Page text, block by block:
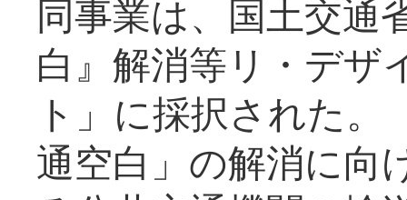
同事業は、国土交通
白』解消等リ・デザ
ト」に採択された
通空白」の解消に向